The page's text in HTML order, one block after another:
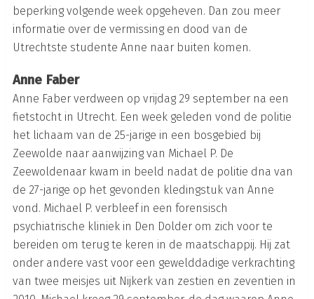
beperking volgende week opgeheven. Dan zou meer
informatie over de vermissing en dood van de
Utrechtste studente Anne naar buiten komen.
Anne Faber
Anne Faber verdween op vrijdag 29 september na een
fietstocht in Utrecht. Een week geleden vond de politie
het lichaam van de 25-jarige in een bosgebied bij
Zeewolde naar aanwijzing van Michael P. De
Zeewoldenaar kwam in beeld nadat de politie dna van
de 27-jarige op het gevonden kledingstuk van Anne
vond. Michael P. verbleef in een forensisch
psychiatrische kliniek in Den Dolder om zich voor te
bereiden om terug te keren in de maatschappij. Hij zat
onder andere vast voor een gewelddadige verkrachting
van twee meisjes uit Nijkerk van zestien en zeventien in